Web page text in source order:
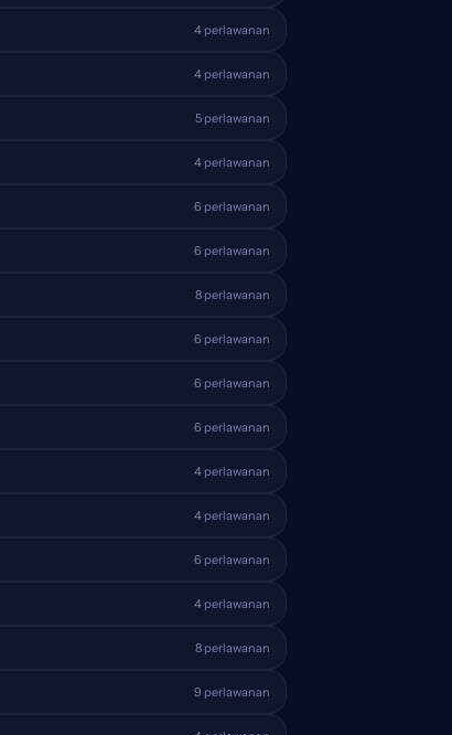
4 perlawanan
4 perlawanan
5 perlawanan
4 perlawanan
6 perlawanan
6 perlawanan
8 perlawanan
6 perlawanan
6 perlawanan
6 perlawanan
4 perlawanan
4 perlawanan
6 perlawanan
4 perlawanan
8 perlawanan
9 perlawanan